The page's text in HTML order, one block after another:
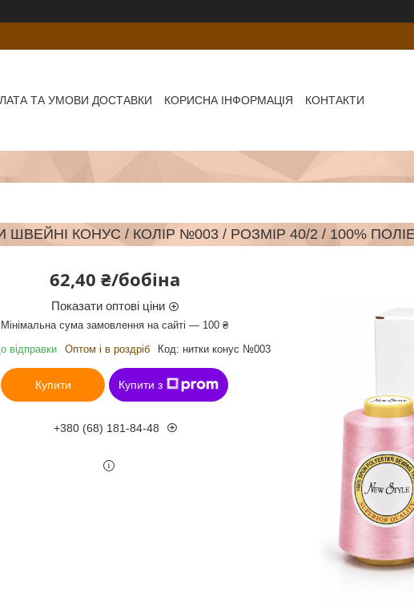
ТА УМОВИ ДОСТАВКИ КОРИСНА ІНФОРМАЦІЯ КОНТАКТИ
ШВЕЙНІ КОНУС / КОЛІР №003 / РОЗМІР 40/2 / 100%
62,40 ₴/бобіна
Показати оптові ціни
Мінімальна сума замовлення на сайті — 100 ₴
відправки
Оптом і в роздріб Код: нитки конус №003
Купити Купити з
+380 (68) 181-84-48